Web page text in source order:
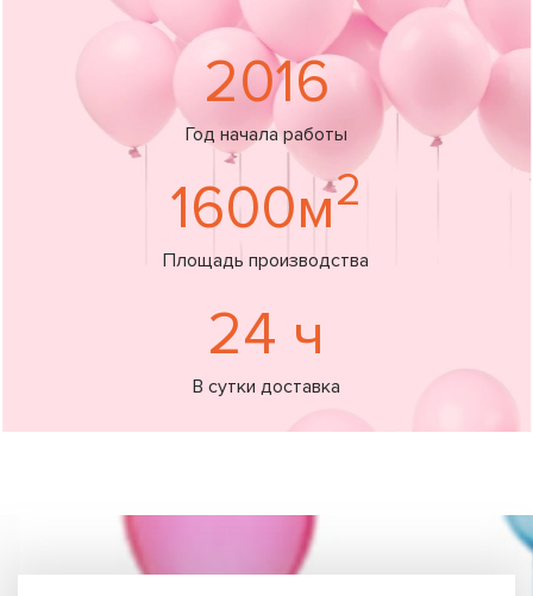
2016
Год начала работы
1600м2
Площадь производства
24 ч
В сутки доставка